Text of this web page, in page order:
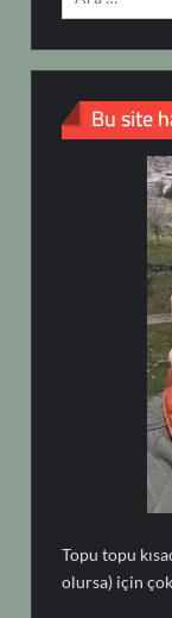
Bu site
Topu topu
olursa) için